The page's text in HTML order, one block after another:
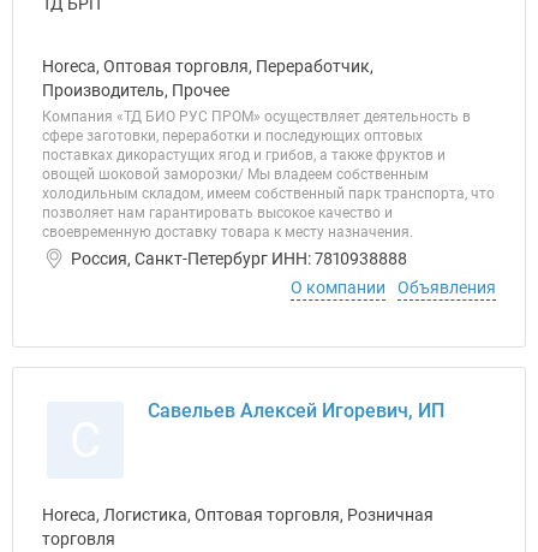
Horeca, Оптовая торговля, Переработчик,
Производитель, Прочее
Компания «ТД БИО РУС ПРОМ» осуществляет деятельность в
сфере заготовки, переработки и последующих оптовых
поставках дикорастущих ягод и грибов, а также фруктов и
овощей шоковой заморозки/ Мы владеем собственным
холодильным складом, имеем собственный парк транспорта, что
позволяет нам гарантировать высокое качество и
своевременную доставку товара к месту назначения.
Россия, Санкт-Петербург ИНН: 7810938888
О компании
Объявления
Савельев Алексей Игоревич, ИП
Horeca, Логистика, Оптовая торговля, Розничная
торговля